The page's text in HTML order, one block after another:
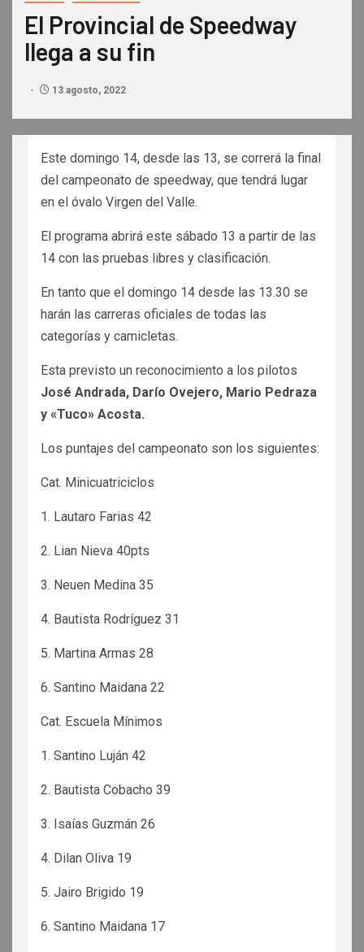
El Provincial de Speedway
llega a su fin
13 agosto, 2022
Este domingo 14, desde las 13, se correrá la final
del campeonato de speedway, que tendrá lugar
en el óvalo Virgen del Valle.
El programa abrirá este sábado 13 a partir de las
14 con las pruebas libres y clasificación.
En tanto que el domingo 14 desde las 13.30 se
harán las carreras oficiales de todas las
categorías y camicletas.
Esta previsto un reconocimiento a los pilotos
José Andrada, Darío Ovejero, Mario Pedraza
y «Tuco» Acosta.
Los puntajes del campeonato son los siguientes:
Cat. Minicuatriciclos
1. Lautaro Farias 42
2. Lian Nieva 40pts
3. Neuen Medina 35
4. Bautista Rodríguez 31
5. Martina Armas 28
6. Santino Maidana 22
Cat. Escuela Mínimos
1. Santino Luján 42
2. Bautista Cobacho 39
3. Isaías Guzmán 26
4. Dilan Oliva 19
5. Jairo Brigido 19
6. Santino Maidana 17